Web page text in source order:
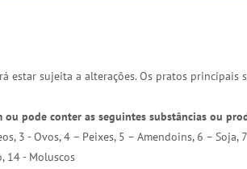
estar sujeita a alterações. Os pratos
ou pode conter as seguintes substâncias ou
3 - Ovos, 4 – Peixes, 5 – Amendoins, 6 –
14 - Moluscos